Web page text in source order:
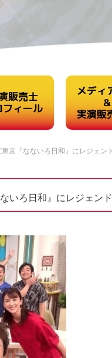
販売士
フィール
メディ
&
実演販
京『なないろ日和』にレジェン
いろ日和』にレジェン